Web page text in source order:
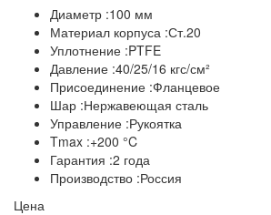
Диаметр :100 мм
Материал корпуса :Ст.20
Уплотнение :PTFE
Давление :40/25/16 кгс/см²
Присоединение :Фланцевое
Шар :Нержавеющая сталь
Управление :Рукоятка
Tmax :+200 °C
Гарантия :2 года
Производство :Россия
Цена